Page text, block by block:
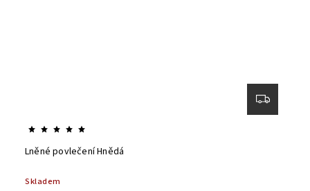
Lněné povlečení Hnědá
Skladem